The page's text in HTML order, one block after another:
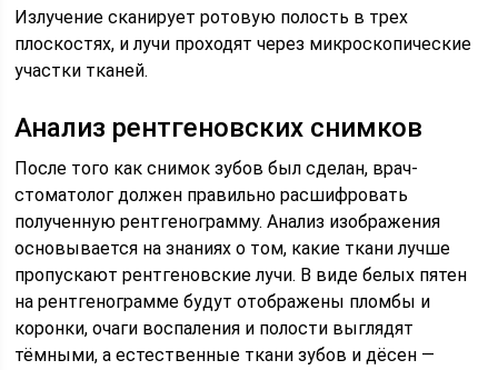
Излучение сканирует ротовую полость в трех
плоскостях, и лучи проходят через микроскопические
участки тканей.
Анализ рентгеновских снимков
После того как снимок зубов был сделан, врач-
стоматолог должен правильно расшифровать
полученную рентгенограмму. Анализ изображения
основывается на знаниях о том, какие ткани лучше
пропускают рентгеновские лучи. В виде белых пятен
на рентгенограмме будут отображены пломбы и
коронки, очаги воспаления и полости выглядят
тёмными, а естественные ткани зубов и дёсен —